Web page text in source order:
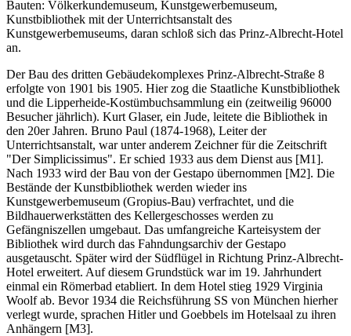
Bauten: Völkerkundemuseum, Kunstgewerbemuseum,
Kunstbibliothek mit der Unterrichtsanstalt des
Kunstgewerbemuseums, daran schloß sich das Prinz-Albrecht-Hotel
an.
Der Bau des dritten Gebäudekomplexes Prinz-Albrecht-Straße 8
erfolgte von 1901 bis 1905. Hier zog die Staatliche Kunstbibliothek
und die Lipperheide-Kostümbuchsammlung ein (zeitweilig 96000
Besucher jährlich). Kurt Glaser, ein Jude, leitete die Bibliothek in
den 20er Jahren. Bruno Paul (1874-1968), Leiter der
Unterrichtsanstalt, war unter anderem Zeichner für die Zeitschrift
"Der Simplicissimus". Er schied 1933 aus dem Dienst aus [M1].
Nach 1933 wird der Bau von der Gestapo übernommen [M2]. Die
Bestände der Kunstbibliothek werden wieder ins
Kunstgewerbemuseum (Gropius-Bau) verfrachtet, und die
Bildhauerwerkstätten des Kellergeschosses werden zu
Gefängniszellen umgebaut. Das umfangreiche Karteisystem der
Bibliothek wird durch das Fahndungsarchiv der Gestapo
ausgetauscht. Später wird der Südflügel in Richtung Prinz-Albrecht-
Hotel erweitert. Auf diesem Grundstück war im 19. Jahrhundert
einmal ein Römerbad etabliert. In dem Hotel stieg 1929 Virginia
Woolf ab. Bevor 1934 die Reichsführung SS von München hierher
verlegt wurde, sprachen Hitler und Goebbels im Hotelsaal zu ihren
Anhängern [M3].